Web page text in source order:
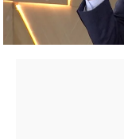
¿A qué
invitaría el
a su búnker?